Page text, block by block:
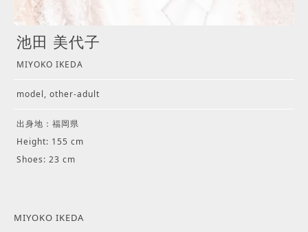
池田 美代子
MIYOKO IKEDA
model, other-adult
出身地：福岡県
Height: 155 cm
Shoes: 23 cm
MIYOKO IKEDA